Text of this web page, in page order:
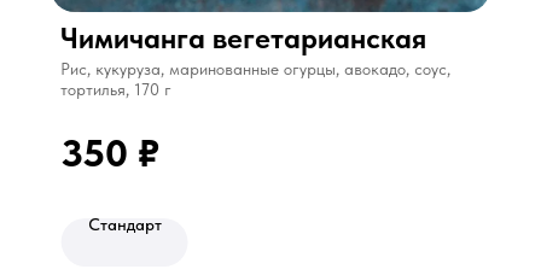
Чимичанга вегетарианская
Стандарт
350 ₽
Рис, кукуруза, маринованные огурцы, авокадо, соус,
тортилья, 170 г